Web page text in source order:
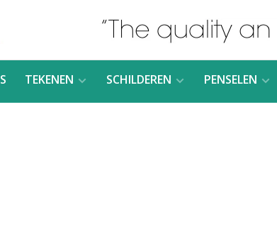
TEKENEN SCHILDEREN PENSELEN